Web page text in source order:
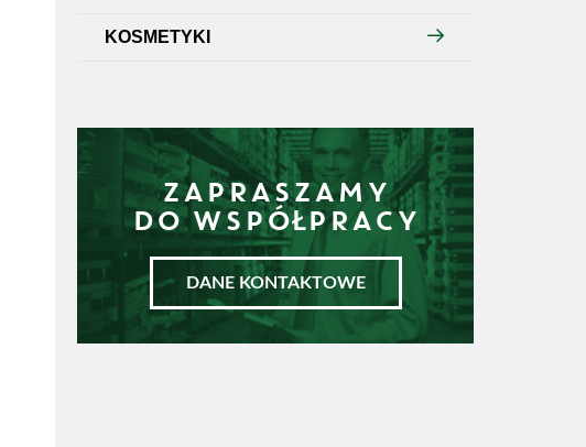
KOSMETYKI
ZAPRASZAMY
DO WSPÓŁPRACY
DANE KONTAKTOWE